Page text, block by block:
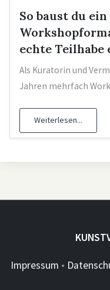
So baust du
echte
Als Kuratorin und
Jahren mehrfach
Weiterlesen...
Impressum •